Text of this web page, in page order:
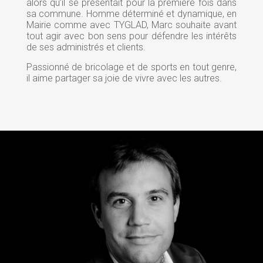
alors qu’il se présentait pour la première fois dans
sa commune. Homme déterminé et dynamique, en
Mairie comme avec TYGLAD, Marc souhaite avant
tout agir avec bon sens pour défendre les intérêts
de ses administrés et clients.
Passionné de bricolage et de sports en tout genre,
il aime partager sa joie de vivre avec les autres.